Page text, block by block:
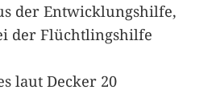
der Entwicklungshilfe,
der Flüchtlingshilfe
laut Decker 20